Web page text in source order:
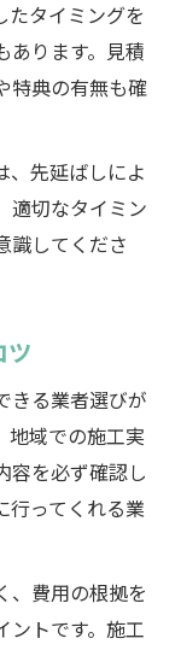
たタイミングを
あります。見積
特典の有無も確
、先延ばしによ
適切なタイミン
識してくださ
ツ
きる業者選びが
地域での施工実
容を必ず確認し
行ってくれる業
、費用の根拠を
ントです。施工